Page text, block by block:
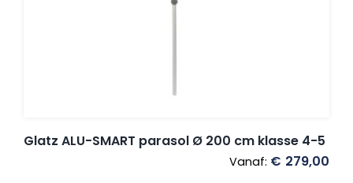
Glatz ALU-SMART parasol Ø 200 cm klasse 4-5
Vanaf: € 279,00